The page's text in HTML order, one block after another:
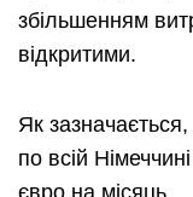
збільшенням
відкритими.
Як
по всій